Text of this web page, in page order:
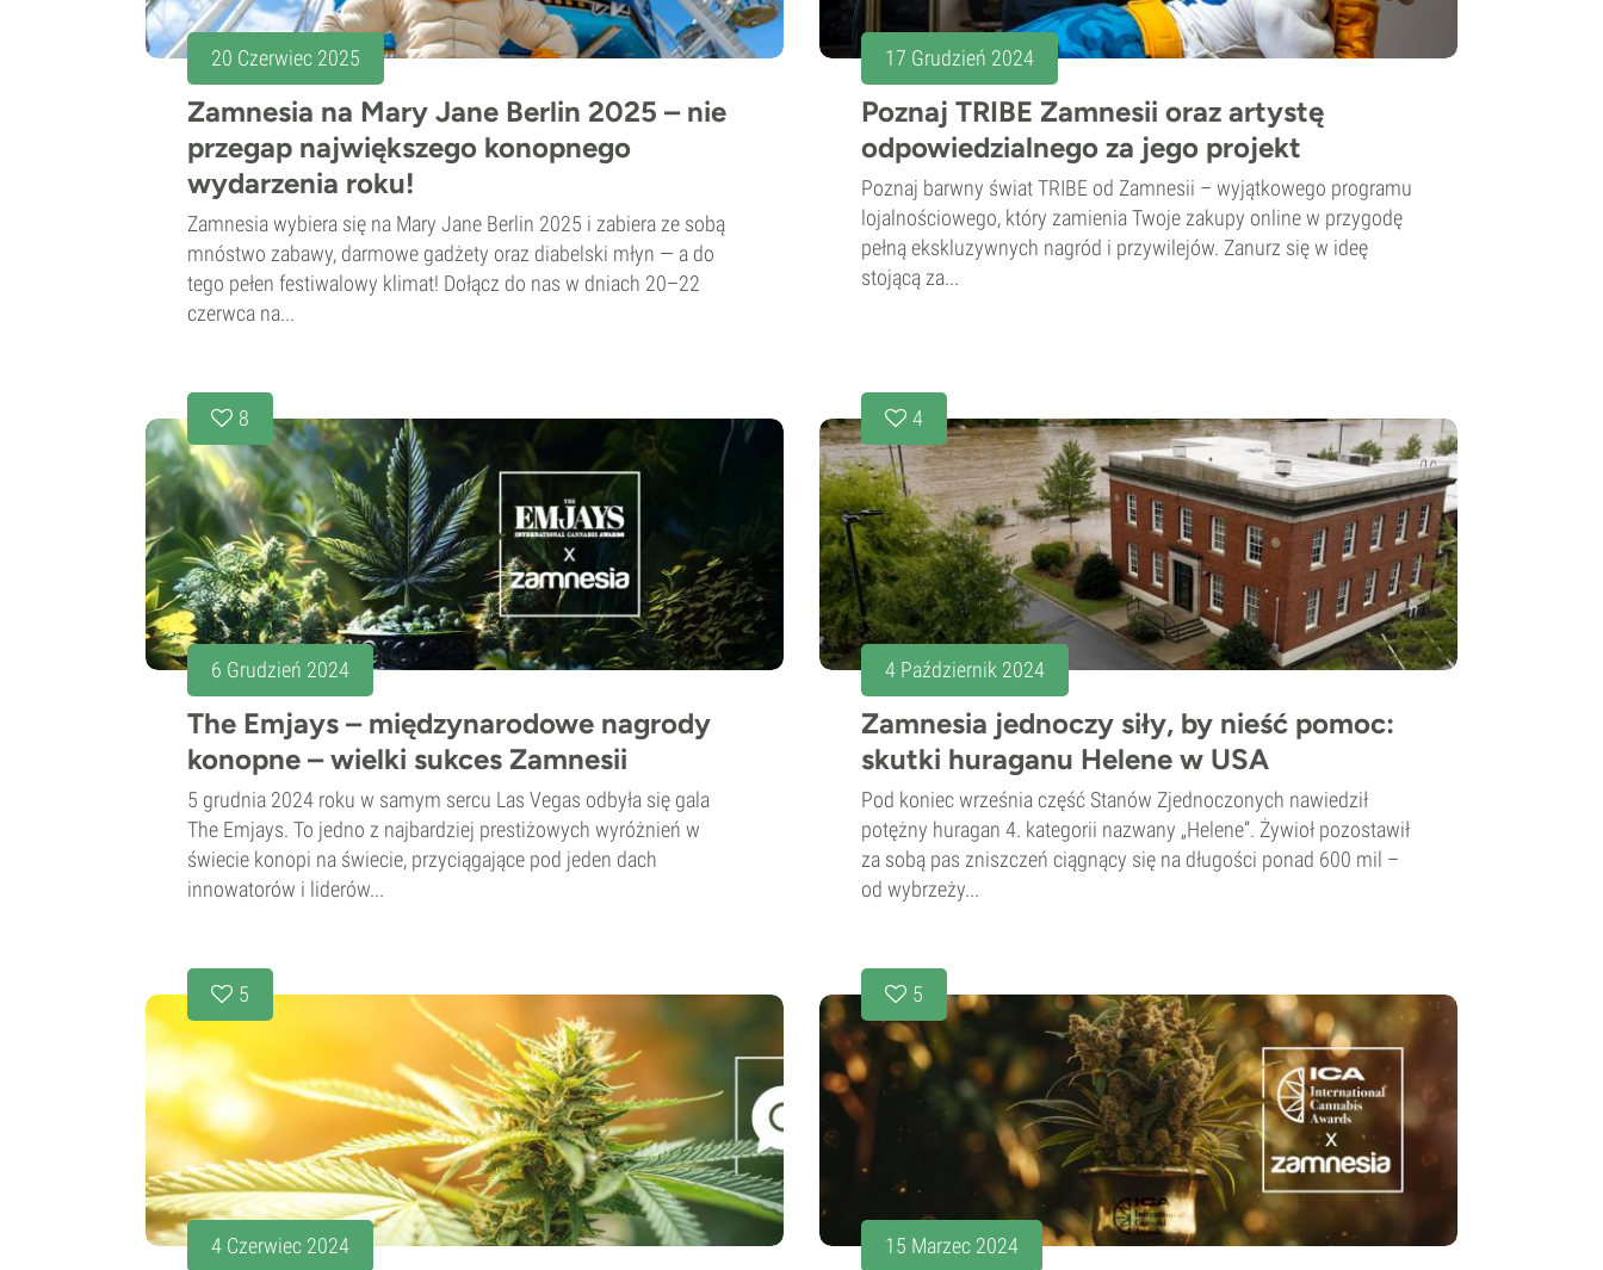
20 Czerwiec 2025
Zamnesia na Mary Jane Berlin 2025 – nie
przegap największego konopnego
wydarzenia roku!
Zamnesia wybiera się na Mary Jane Berlin 2025 i zabiera ze sobą
mnóstwo zabawy, darmowe gadżety oraz diabelski młyn — a do
tego pełen festiwalowy klimat! Dołącz do nas w dniach 20–22
czerwca na...
17 Grudzień 2024
Poznaj TRIBE Zamnesii oraz artystę
odpowiedzialnego za jego projekt
Poznaj barwny świat TRIBE od Zamnesii – wyjątkowego programu
lojalnościowego, który zamienia Twoje zakupy online w przygodę
pełną ekskluzywnych nagród i przywilejów. Zanurz się w ideę
stojącą za...
8
6 Grudzień 2024
The Emjays – międzynarodowe nagrody
konopne – wielki sukces Zamnesii
5 grudnia 2024 roku w samym sercu Las Vegas odbyła się gala
The Emjays. To jedno z najbardziej prestiżowych wyróżnień w
świecie konopi na świecie, przyciągające pod jeden dach
innowatorów i liderów...
4
4 Październik 2024
Zamnesia jednoczy siły, by nieść pomoc:
skutki huraganu Helene w USA
Pod koniec września część Stanów Zjednoczonych nawiedził
potężny huragan 4. kategorii nazwany „Helene”. Żywioł pozostawił
za sobą pas zniszczeń ciągnący się na długości ponad 600 mil –
od wybrzeży...
5
4 Czerwiec 2024
5
15 Marzec 2024